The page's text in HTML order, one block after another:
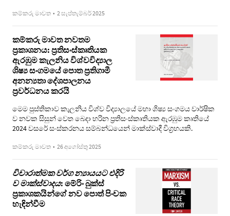
කම්කරු මාවත • 2 සැප්තැම්බර් 2025
කම්කරු මාවත නවතම
ප්‍රකාශනය: ප්‍රතිසංස්කෘතියක
ඇරඹුම කැලනිය විශ්වවිද්‍යාල
ශිෂ්‍ය සංගමයේ පොත ප්‍රතිගාමී
අනන්‍යතා දේශපාලනය
ප්‍රවර්ධනය කරයි
මෙම පුස්තිකාව කැලනිය විශ්ව විද්‍යාලයේ මහා ශිෂ්‍ය සංගමය වාර්ෂික​
ව නවක සිසුන් වෙත බෙදා හරි​න ප්‍රතිසංස්කෘතියක ඇරඹුම කෘති​යේ
2024 වසරේ සංස්කරනය සම්බන්ධයෙන් මාක්ස්වාදී විග්‍රහය​කි.
කම්කරු මාවත • 26 අගෝස්තු 2025
විචාරාත්මක වර්ග න්‍යායයට එදිරි
ව මාක්ස්වාදය: මේරිං බුක්ස්
ප්‍රකාශකයින්ගේ නව පොත් පිංචක
හැඳින්වීම